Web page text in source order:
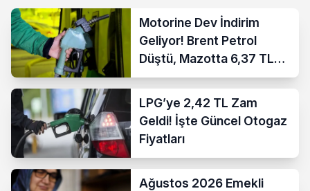
Motorine Dev İndirim
Geliyor! Brent Petrol
Düştü, Mazotta 6,37 TL
İndirim Bekleniyor
LPG’ye 2,42 TL Zam
Geldi! İşte Güncel Otogaz
Fiyatları
Ağustos 2026 Emekli